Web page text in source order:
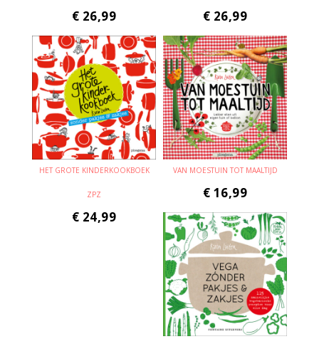
€ 26,99 € 26,99
HET GROTE KINDERKOOKBOEK
ZPZ
€ 24,99
VAN MOESTUIN TOT MAALTIJD
€ 16,99